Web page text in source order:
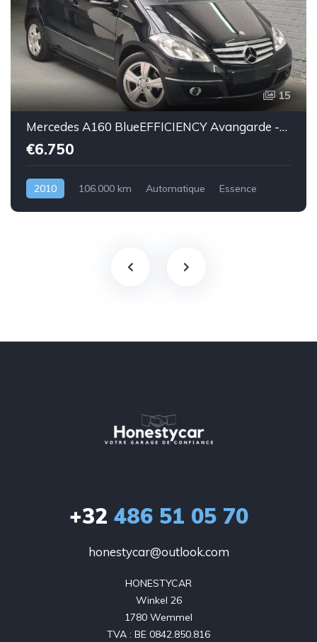
15
Mercedes A160 BlueEFFICIENCY Avangarde -essence euro 5-2010-106.000km-Top état -Garantie
€6.750
2010 106.000 km Automatique Essence
+32 486 51 05 70
honestycar@outlook.com
HONESTYCAR
Winkel 26
1780 Wemmel
TVA : BE 0842.850.816